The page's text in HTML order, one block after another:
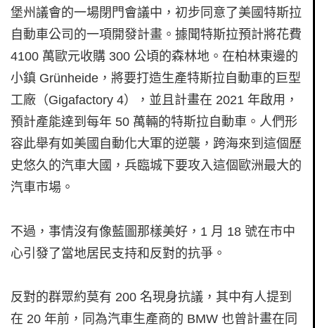
堡州議會的一場閉門會議中，初步同意了美國特斯拉
自動車公司的一項開發計畫。據聞特斯拉預計將花費
4100 萬歐元收購 300 公頃的森林地。在柏林東邊的
小鎮 Grünheide，將要打造生產特斯拉自動車的巨型
工廠（Gigafactory 4），並且計畫在 2021 年啟用，
預計產能達到每年 50 萬輛的特斯拉自動車。人們形
容此舉有如美國自動化大軍的逆襲，跨海來到這個歷
史悠久的汽車大國，兵臨城下要攻入這個歐洲最大的
汽車市場。
不過，事情沒有像藍圖那樣美好，1 月 18 號在市中
心引發了當地居民支持和反對的抗爭。
反對的群眾約莫有 200 名現身抗議，其中有人提到
在 20 年前，同為汽車生產商的 BMW 也曾計畫在同